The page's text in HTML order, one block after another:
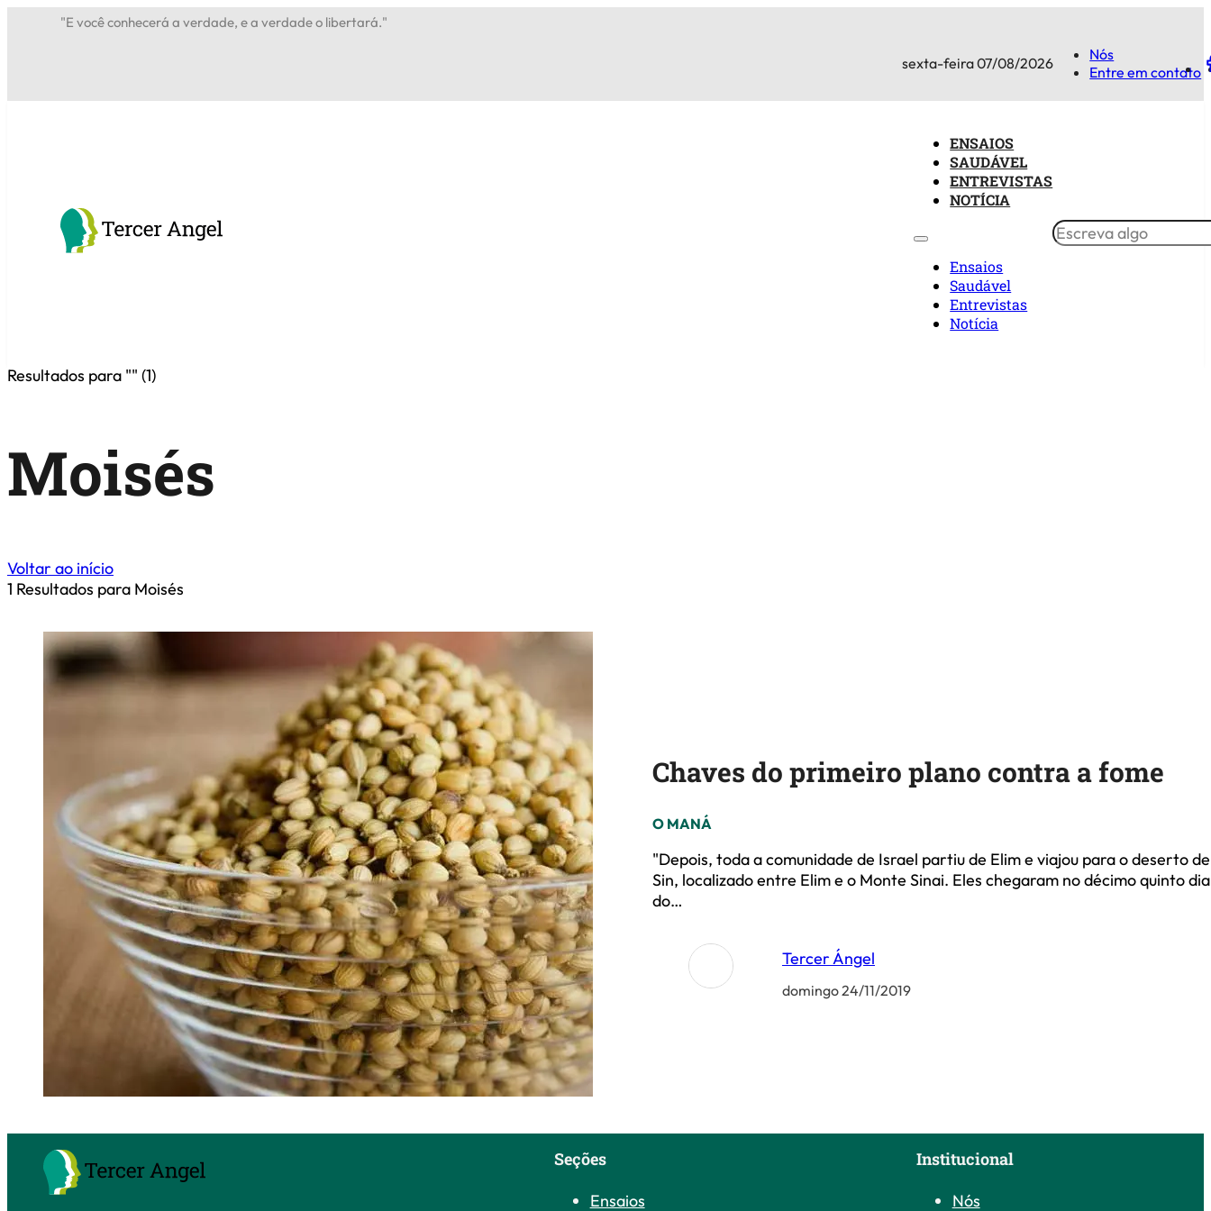
"E você conhecerá a verdade, e a verdade o libertará."
sexta-feira 07/08/2026
Nós
Entre em contato
ENSAIOS
SAUDÁVEL
ENTREVISTAS
NOTÍCIA
Ensaios
Saudável
Entrevistas
Notícia
Resultados para "" (1)
Moisés
Voltar ao início
1 Resultados para Moisés
Chaves do primeiro plano contra a fome
O MANÁ
"Depois, toda a comunidade de Israel partiu de Elim e viajou para o deserto de
Sin, localizado entre Elim e o Monte Sinai. Eles chegaram no décimo quinto dia
do…
Tercer Ángel
domingo 24/11/2019
Seções
Ensaios
Institucional
Nós